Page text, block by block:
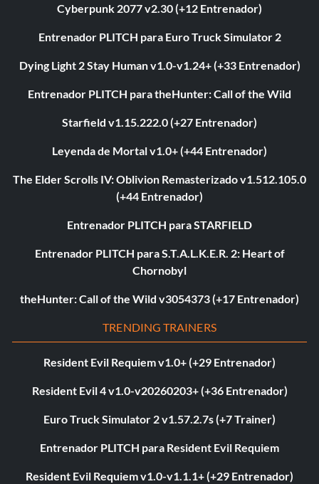
Cyberpunk 2077 v2.30 (+12 Entrenador)
Entrenador PLITCH para Euro Truck Simulator 2
Dying Light 2 Stay Human v1.0-v1.24+ (+33 Entrenador)
Entrenador PLITCH para theHunter: Call of the Wild
Starfield v1.15.222.0 (+27 Entrenador)
Leyenda de Mortal v1.0+ (+44 Entrenador)
The Elder Scrolls IV: Oblivion Remasterizado v1.512.105.0
(+44 Entrenador)
Entrenador PLITCH para STARFIELD
Entrenador PLITCH para S.T.A.L.K.E.R. 2: Heart of
Chornobyl
theHunter: Call of the Wild v3054373 (+17 Entrenador)
TRENDING TRAINERS
Resident Evil Requiem v1.0+ (+29 Entrenador)
Resident Evil 4 v1.0-v20260203+ (+36 Entrenador)
Euro Truck Simulator 2 v1.57.2.7s (+7 Trainer)
Entrenador PLITCH para Resident Evil Requiem
Resident Evil Requiem v1.0-v1.1.1+ (+29 Entrenador)